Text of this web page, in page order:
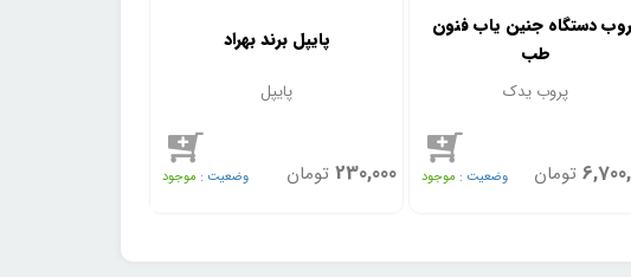
دستگاه جنین یاب فنون
طب
پروب یدک
تومان وضعیت : موجود
پایپل برند بهراد
پایپل
230,000 تومان وضعیت : موجود